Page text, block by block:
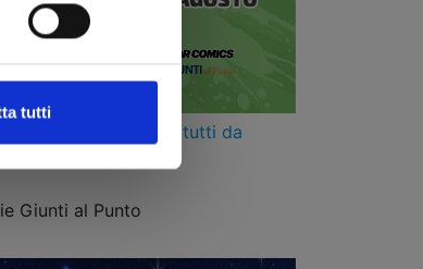
tutti
pop-out, tutti da
Giunti al Punto